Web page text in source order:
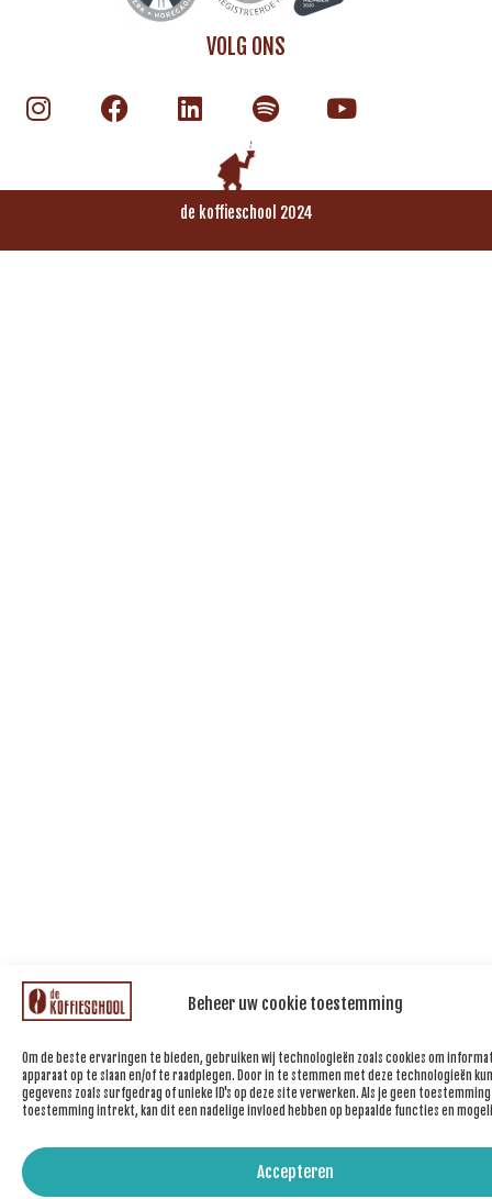
Beheer uw cookie toestemming
Om de beste ervaringen te bieden, gebruiken wij technologieën zoals cookies om
apparaat op te slaan en/of te raadplegen. Door in te stemmen met deze technologieën
gegevens zoals surfgedrag of unieke ID's op deze site verwerken. Als je geen
toestemming intrekt, kan dit een nadelige invloed hebben op bepaalde functies en
Accepteren
VOLG ONS
de koffieschool 2024